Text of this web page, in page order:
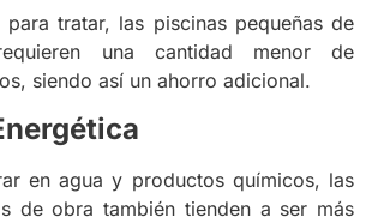
para tratar, las piscinas pequeñas de
una cantidad menor de
siendo así un ahorro adicional.
en agua y productos químicos, las
de obra también tienden a ser más